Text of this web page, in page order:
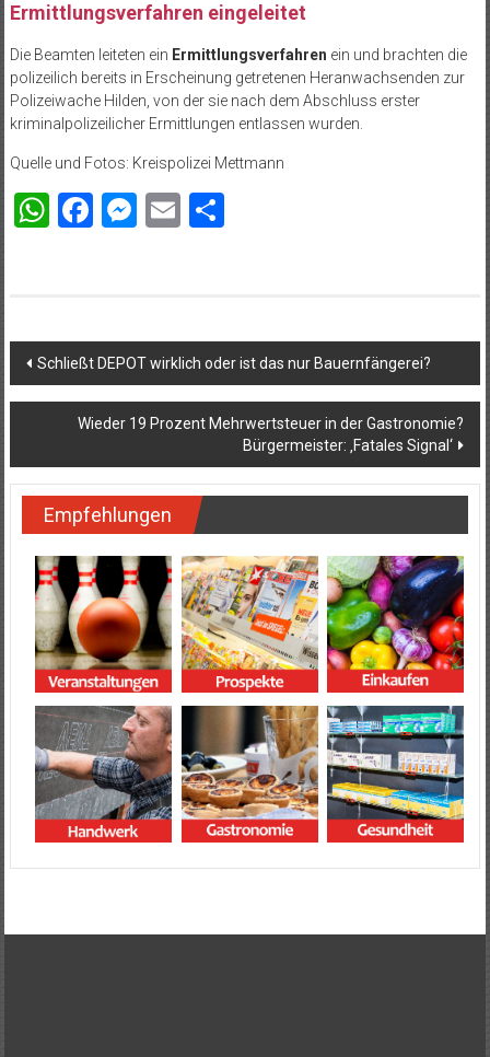
Ermittlungsverfahren eingeleitet
Die Beamten leiteten ein Ermittlungsverfahren ein und brachten die
polizeilich bereits in Erscheinung getretenen Heranwachsenden zur
Polizeiwache Hilden, von der sie nach dem Abschluss erster
kriminalpolizeilicher Ermittlungen entlassen wurden.
Quelle und Fotos: Kreispolizei Mettmann
WhatsApp
Facebook
Messenger
EmailTeilen
Beitragsnavigation
Schließt DEPOT wirklich oder ist das nur Bauernfängerei?
Wieder 19 Prozent Mehrwertsteuer in der Gastronomie?
Bürgermeister: ‚Fatales Signal‘
Empfehlungen